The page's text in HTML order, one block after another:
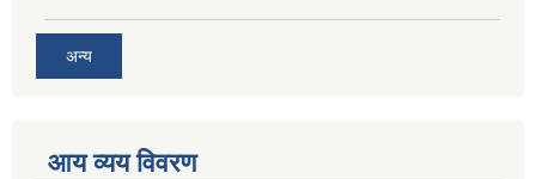
अन्य
आय व्यय विवरण